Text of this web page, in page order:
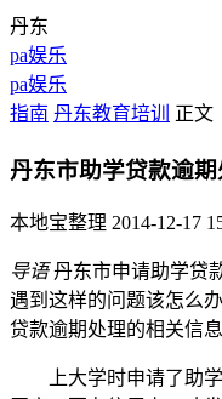
丹东
pa娱乐
pa娱乐
指南 丹东教育培训 正文
丹东市助学贷款逾
本地宝整理 2014-12-17
导语丹东市申请助学贷
遇到这样的问题该怎么
贷款逾期处理的相关信
上大学时申请了助学